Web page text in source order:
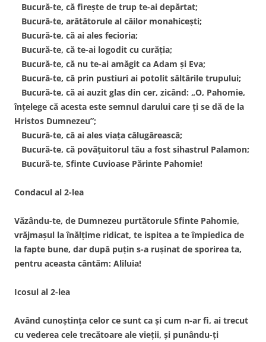
Bucură-te, că fireşte de trup te-ai depărtat;
Bucură-te, arătătorule al căilor monahiceşti;
Bucură-te, că ai ales fecioria;
Bucură-te, că te-ai logodit cu curăţia;
Bucură-te, că nu te-ai amăgit ca Adam şi Eva;
Bucură-te, că prin pustiuri ai potolit săltările trupului;
Bucură-te, că ai auzit glas din cer, zicând: „O, Pahomie,
înţelege că acesta este semnul darului care ţi se dă de la
Hristos Dumnezeu”;
Bucură-te, că ai ales viaţa călugărească;
Bucură-te, că povăţuitorul tău a fost sihastrul Palamon;
Bucură-te, Sfinte Cuvioase Părinte Pahomie!
Condacul al 2-lea
Văzându-te, de Dumnezeu purtătorule Sfinte Pahomie,
vrăjmaşul la înălţime ridicat, te ispitea a te împiedica de
la fapte bune, dar după puţin s-a ruşinat de sporirea ta,
pentru aceasta cântăm: Aliluia!
Icosul al 2-lea
Având cunoştinţa celor ce sunt ca şi cum n-ar fi, ai trecut
cu vederea cele trecătoare ale vieţii, şi punându-ţi